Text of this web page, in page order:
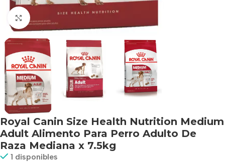
Haga clic para ampliar
Royal Canin Size Health Nutrition Medium
Adult Alimento Para Perro Adulto De
Raza Mediana x 7.5kg
1 disponibles